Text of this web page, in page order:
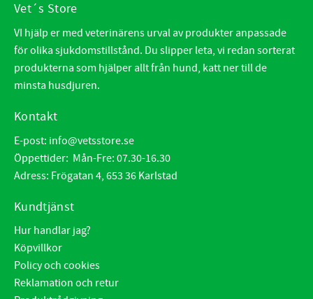
Vet´s Store
VI hjälp er med veterinärens urval av produkter anpassade
för olika sjukdomstillstånd. Du slipper leta, vi redan sorterat
produkterna som hjälper allt från hund, katt ner till de
minsta husdjuren.
Kontakt
E-post: info@vetsstore.se
Öppettider: Mån-Fre: 07.30-16.30
Adress: Frögatan 4, 653 36 Karlstad
Kundtjänst
Hur handlar jag?
Köpvillkor
Policy och cookies
Reklamation och retur